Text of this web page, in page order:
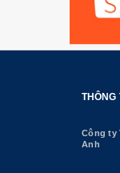
THÔNG
Công ty
Anh